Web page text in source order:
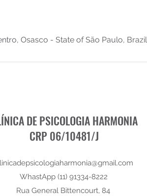
Osasco - State of São Paulo, Brazil
DE PSICOLOGIA HARMONIA
CRP 06/10481/J
WhastApp (11) 91334-8222
Rua General Bittencourt, 84